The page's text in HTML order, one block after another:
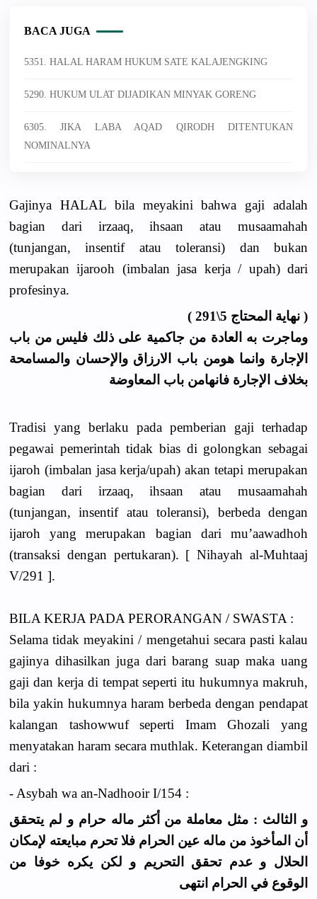
BACA JUGA
5351. HALAL HARAM HUKUM SATE KALAJENGKING
5290. HUKUM ULAT DIJADIKAN MINYAK GORENG
6305. JIKA LABA AQAD QIRODH DITENTUKAN
NOMINALNYA
Gajinya HALAL bila meyakini bahwa gaji adalah
bagian dari irzaaq, ihsaan atau musaamahah
(tunjangan, insentif atau toleransi) dan bukan
merupakan ijarooh (imbalan jasa kerja / upah) dari
profesinya.
( نهاية المحتاج 5\291 )
وماجرت به العادة من جاكمية على ذلك فليس من باب
الإجارة وانما هومن باب الارزاق والإحسان والمسامحة
بخلاف الإجارة فانهامن باب المعاوضة
Tradisi yang berlaku pada pemberian gaji terhadap
pegawai pemerintah tidak bias di golongkan sebagai
ijaroh (imbalan jasa kerja/upah) akan tetapi merupakan
bagian dari irzaaq, ihsaan atau musaamahah
(tunjangan, insentif atau toleransi), berbeda dengan
ijaroh yang merupakan bagian dari mu’aawadhoh
(transaksi dengan pertukaran). [ Nihayah al-Muhtaaj
V/291 ].
BILA KERJA PADA PERORANGAN / SWASTA :
Selama tidak meyakini / mengetahui secara pasti kalau
gajinya dihasilkan juga dari barang suap maka uang
gaji dan kerja di tempat seperti itu hukumnya makruh,
bila yakin hukumnya haram berbeda dengan pendapat
kalangan tashowwuf seperti Imam Ghozali yang
menyatakan haram secara muthlak. Keterangan diambil
dari :
- Asybah wa an-Nadhooir I/154 :
و الثالث : مثل معاملة من أكثر ماله حرام و لم يتحقق
أن المأخوذ من ماله عين الحرام فلا تحرم مبايعته لإمكان
الحلال و عدم تحقق التحريم و لكن يكره خوفا من
الوقوع في الحرام انتهى